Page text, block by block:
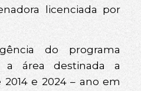
licenciada por
do programa
a área destinada a
e 2024 – ano em